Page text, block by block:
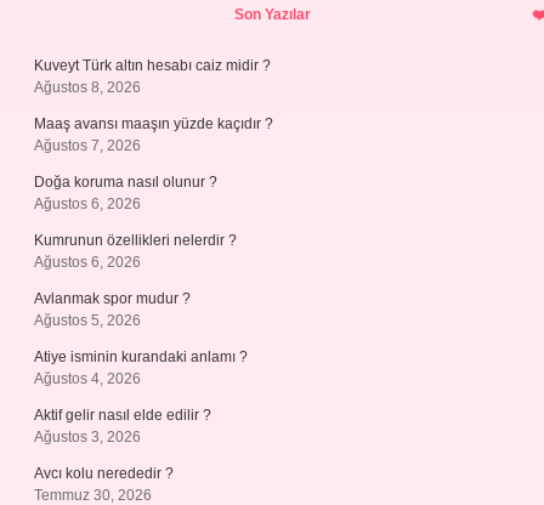
Son Yazılar
Kuveyt Türk altın hesabı caiz midir ?
Ağustos 8, 2026
Maaş avansı maaşın yüzde kaçıdır ?
Ağustos 7, 2026
Doğa koruma nasıl olunur ?
Ağustos 6, 2026
Kumrunun özellikleri nelerdir ?
Ağustos 6, 2026
Avlanmak spor mudur ?
Ağustos 5, 2026
Atiye isminin kurandaki anlamı ?
Ağustos 4, 2026
Aktif gelir nasıl elde edilir ?
Ağustos 3, 2026
Avcı kolu nerededir ?
Temmuz 30, 2026